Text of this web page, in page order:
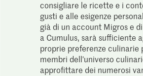
consigliare le ricette e i
gusti e alle esigenze
già di un account Migros e
a Cumulus, sarà sufficiente
proprie preferenze culinarie
membri dell'universo
approfittare dei numerosi